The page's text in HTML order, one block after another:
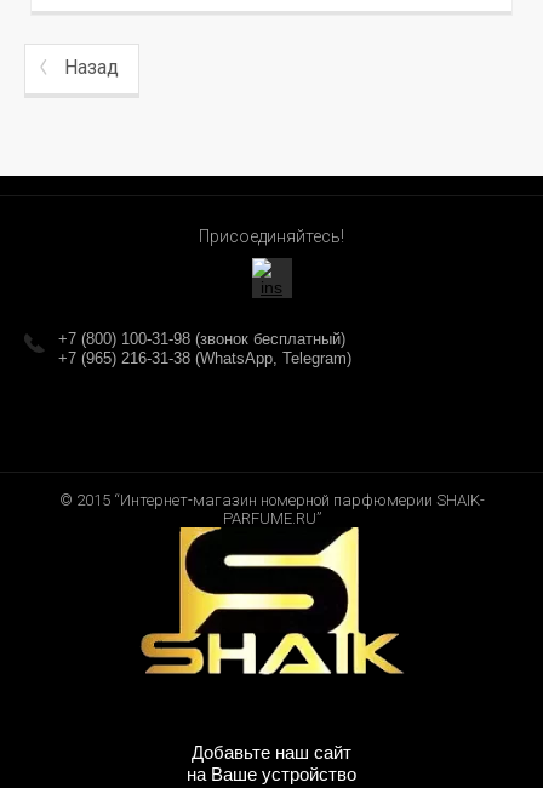
Назад
Присоединяйтесь!
+7 (800) 100-31-98 (звонок бесплатный)
+7 (965) 216-31-38 (WhatsApp, Telegram)
© 2015 “Интернет-магазин номерной парфюмерии SHAIK-
PARFUME.RU”
Добавьте наш сайт
на Ваше устройство